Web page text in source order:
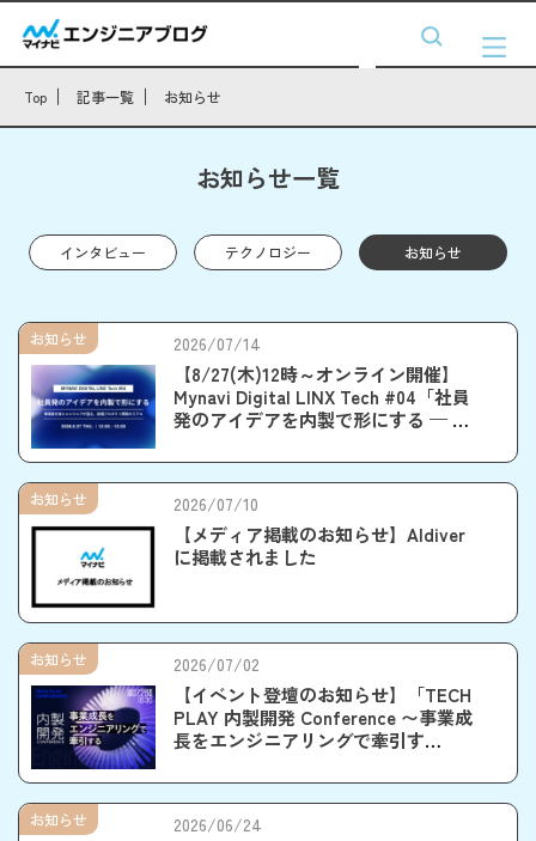
Top 記事一覧 お知らせ
お知らせ一覧
インタビュー テクノロジー お知らせ
2026/07/14
【8/27(木)12時～オンライン開催】
Mynavi Digital LINX Tech #04「社員
発のアイデアを内製で形にする — 事
プロダクト開発のリアル」
お知らせ
2026/07/10
【メディア掲載のお知らせ】AIdiver
に掲載されました
お知らせ
2026/07/02
【イベント登壇のお知らせ】「TECH
PLAY 内製開発 Conference 〜事業成
長をエンジニアリングで牽引す
お知らせ
2026/06/24
お知らせ